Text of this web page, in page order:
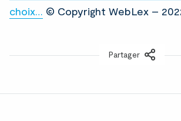
choix… © Copyright WebLex –
Partager